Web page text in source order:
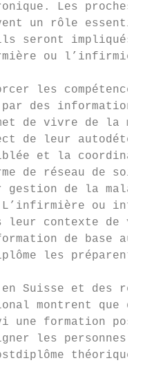
Les proches
un rôle
seront impliqués,
ou l’infirmier.
les compétences
des informations
de vivre de la
de leur
et la
de réseau de
gestion de la
ou
leur contexte de
de base au
les préparent à
Suisse et des
montrent que
une formation
les personnes
théorique